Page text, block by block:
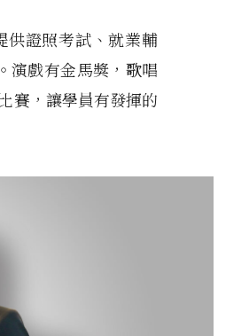
供證照考試、就業輔
演戲有金馬獎，歌唱
賽，讓學員有發揮的